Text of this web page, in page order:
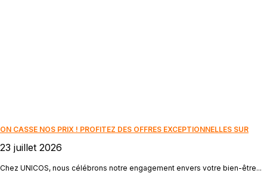
ON CASSE NOS PRIX ! PROFITEZ DES OFFRES EXCEPTIONNELLES SUR
23 juillet 2026
Chez UNICOS, nous célébrons notre engagement envers votre bien-être...